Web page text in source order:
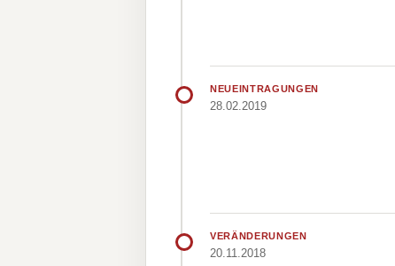
NEUEINTRAGUNGEN
28.02.2019
VERÄNDERUNGEN
20.11.2018